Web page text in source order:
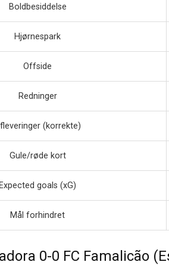
Boldbesiddelse
Hjørnespark
Offside
Redninger
(korrekte)
Gule/røde kort
Expected goals (xG)
Mål forhindret
0-0 FC Famalicão